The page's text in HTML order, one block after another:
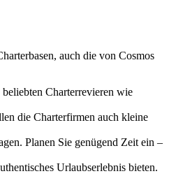
auch die von Cosmos
Charterrevieren wie
die Charterfirmen auch kleine
Planen Sie genügend Zeit ein –
Urlaubserlebnis bieten.